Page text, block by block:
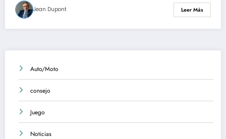
Jean Dupont Leer Más
Auto/Moto
consejo
Juego
Noticias